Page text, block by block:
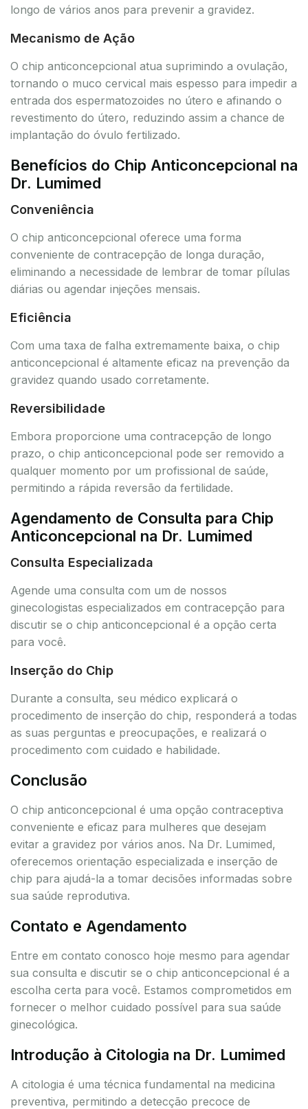
longo de vários anos para prevenir a gravidez.
Mecanismo de Ação
O chip anticoncepcional atua suprimindo a ovulação,
tornando o muco cervical mais espesso para impedir a
entrada dos espermatozoides no útero e afinando o
revestimento do útero, reduzindo assim a chance de
implantação do óvulo fertilizado.
Benefícios do Chip Anticoncepcional na
Dr. Lumimed
Conveniência
O chip anticoncepcional oferece uma forma
conveniente de contracepção de longa duração,
eliminando a necessidade de lembrar de tomar pílulas
diárias ou agendar injeções mensais.
Eficiência
Com uma taxa de falha extremamente baixa, o chip
anticoncepcional é altamente eficaz na prevenção da
gravidez quando usado corretamente.
Reversibilidade
Embora proporcione uma contracepção de longo
prazo, o chip anticoncepcional pode ser removido a
qualquer momento por um profissional de saúde,
permitindo a rápida reversão da fertilidade.
Agendamento de Consulta para Chip
Anticoncepcional na Dr. Lumimed
Consulta Especializada
Agende uma consulta com um de nossos
ginecologistas especializados em contracepção para
discutir se o chip anticoncepcional é a opção certa
para você.
Inserção do Chip
Durante a consulta, seu médico explicará o
procedimento de inserção do chip, responderá a todas
as suas perguntas e preocupações, e realizará o
procedimento com cuidado e habilidade.
Conclusão
O chip anticoncepcional é uma opção contraceptiva
conveniente e eficaz para mulheres que desejam
evitar a gravidez por vários anos. Na Dr. Lumimed,
oferecemos orientação especializada e inserção de
chip para ajudá-la a tomar decisões informadas sobre
sua saúde reprodutiva.
Contato e Agendamento
Entre em contato conosco hoje mesmo para agendar
sua consulta e discutir se o chip anticoncepcional é a
escolha certa para você. Estamos comprometidos em
fornecer o melhor cuidado possível para sua saúde
ginecológica.
Introdução à Citologia na Dr. Lumimed
A citologia é uma técnica fundamental na medicina
preventiva, permitindo a detecção precoce de